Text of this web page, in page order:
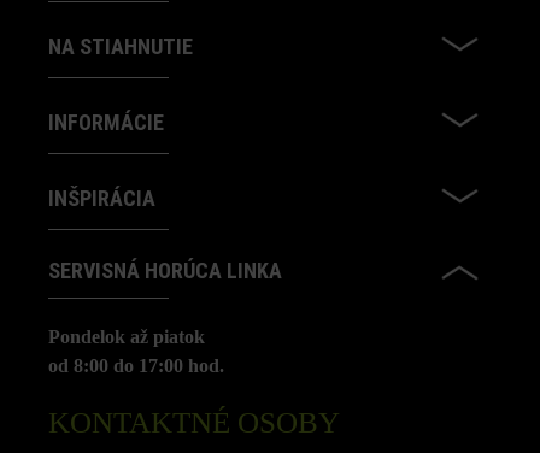
NA STIAHNUTIE
INFORMÁCIE
INŠPIRÁCIA
SERVISNÁ HORÚCA LINKA
Pondelok až piatok
od 8:00 do 17:00 hod.
KONTAKTNÉ OSOBY